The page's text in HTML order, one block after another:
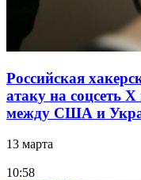
Российская
атаку на соцсеть
между США и
13 марта
10:58